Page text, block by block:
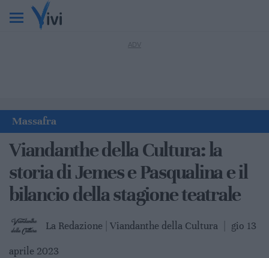
Massafra
Viandanthe della Cultura: la
storia di Jemes e Pasqualina e il
bilancio della stagione teatrale
La Redazione | Viandanthe della Cultura gio 13
aprile 2023